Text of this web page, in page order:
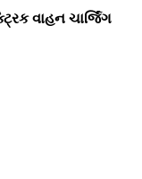
વાહન ચાર્જિંગ